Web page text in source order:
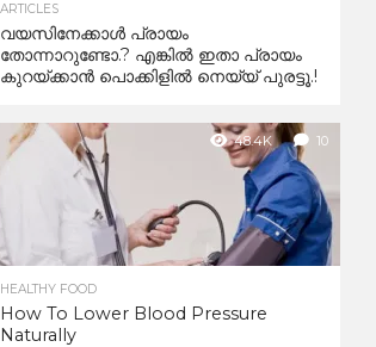
ARTICLES
വയസിനേക്കാൾ പ്രായം
തോന്നാറുണ്ടോ.? എങ്കിൽ ഇതാ പ്രായം
കുറയ്ക്കാന്‍ പൊക്കിളില്‍ നെയ്യ് പുരട്ടൂ.!
48.4K 10
HEALTHY FOOD
How To Lower Blood Pressure
Naturally